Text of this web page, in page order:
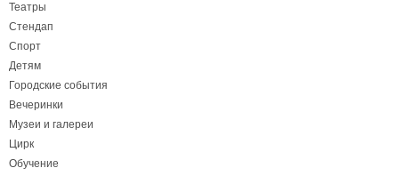
Театры
Стендап
Спорт
Детям
Городские события
Вечеринки
Музеи и галереи
Цирк
Обучение